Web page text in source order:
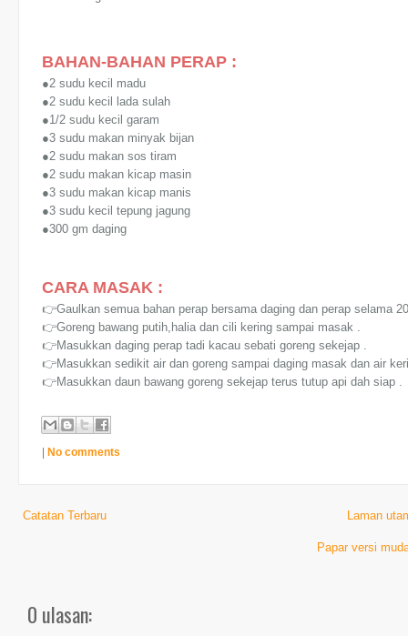
BAHAN-BAHAN PERAP :
●2 sudu kecil madu
●2 sudu kecil lada sulah
●1/2 sudu kecil garam
●3 sudu makan minyak bijan
●2 sudu makan sos tiram
●2 sudu makan kicap masin
●3 sudu makan kicap manis
●3 sudu kecil tepung jagung
●300 gm daging
CARA MASAK :
👉Gaulkan semua bahan perap bersama daging dan perap selama
👉Goreng bawang putih,halia dan cili kering sampai masak .
👉Masukkan daging perap tadi kacau sebati goreng sekejap .
👉Masukkan sedikit air dan goreng sampai daging masak dan air
👉Masukkan daun bawang goreng sekejap terus tutup api dah siap .
| No comments
Catatan Terbaru Laman
Papar versi
0 ulasan: